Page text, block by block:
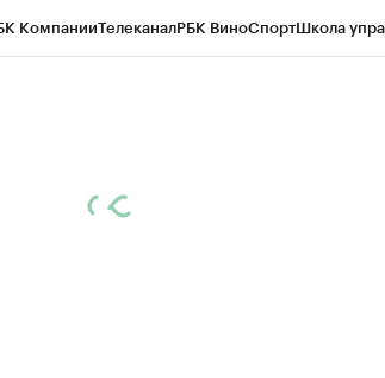
КомпанииТелеканалРБК ВиноСпортШкола